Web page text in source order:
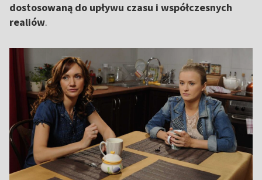
dostosowaną do upływu czasu i współczesnych
realiów.